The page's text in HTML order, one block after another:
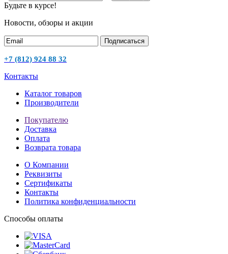
Будьте в курсе!
Новости, обзоры и акции
Подписаться
+7 (812) 924 88 32
Контакты
Каталог товаров
Производители
Покупателю
Доставка
Оплата
Возврата товара
О Компании
Реквизиты
Сертификаты
Контакты
Политика конфиденциальности
Способы оплаты